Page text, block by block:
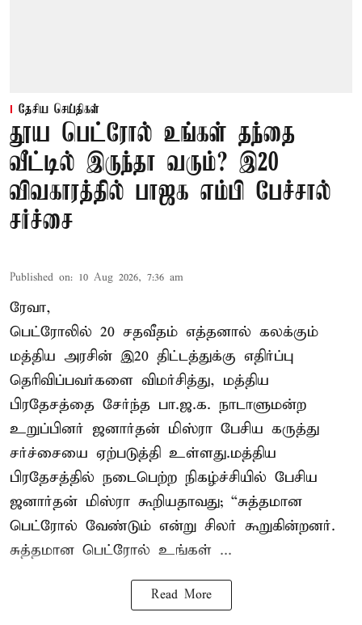
தேசிய செய்திகள்
தூய பெட்ரோல் உங்கள் தந்தை
வீட்டில் இருந்தா வரும்? இ20
விவகாரத்தில் பாஜக எம்பி பேச்சால்
சர்ச்சை
Published on: 10 Aug 2026, 7:36 am
ரேவா,
பெட்ரோலில் 20 சதவீதம் எத்தனால் கலக்கும்
மத்திய அரசின் இ20 திட்டத்துக்கு எதிர்ப்பு
தெரிவிப்பவர்களை விமர்சித்து, மத்திய
பிரதேசத்தை சேர்ந்த பா.ஜ.க. நாடாளுமன்ற
உறுப்பினர் ஜனார்தன் மிஸ்ரா பேசிய கருத்து
சர்ச்சையை ஏற்படுத்தி உள்ளது.மத்திய
பிரதேசத்தில் நடைபெற்ற நிகழ்ச்சியில் பேசிய
ஜனார்தன் மிஸ்ரா கூறியதாவது; “சுத்தமான
பெட்ரோல் வேண்டும் என்று சிலர் கூறுகின்றனர்.
சுத்தமான பெட்ரோல் உங்கள் ...
Read More